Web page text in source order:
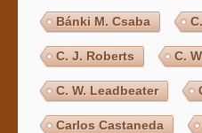
Bánki M. Csaba
C. J. Roberts C.
C. W. Leadbeater
Carlos Castaneda